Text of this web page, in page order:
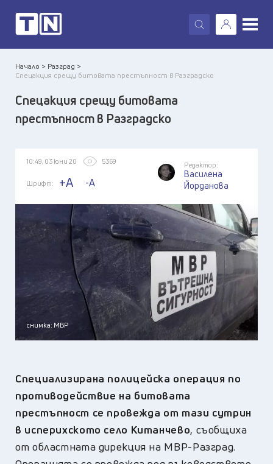
X
Начало > Разград >
Спецакция срещу битовата престъпност в Разградско
Спецакция срещу битовата
престъпност в Разградско
10:49, 03 юни 20 5369
Шрифт: +A -A
Редактор:
Василена
Йорданова
снимка: МВР
Специализирана полицейска операция по
противодействие на битовата
престъпност се провежда от тази сутрин
в исперихското село Китанчево, съобщиха
от областната дирекция на МВР-Разград.